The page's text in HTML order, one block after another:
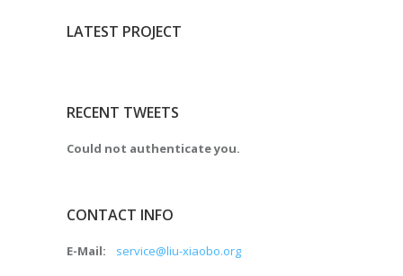
LATEST PROJECT
RECENT TWEETS
Could not authenticate you.
CONTACT INFO
E-Mail: service@liu-xiaobo.org